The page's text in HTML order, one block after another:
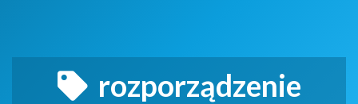
rozporządzenie